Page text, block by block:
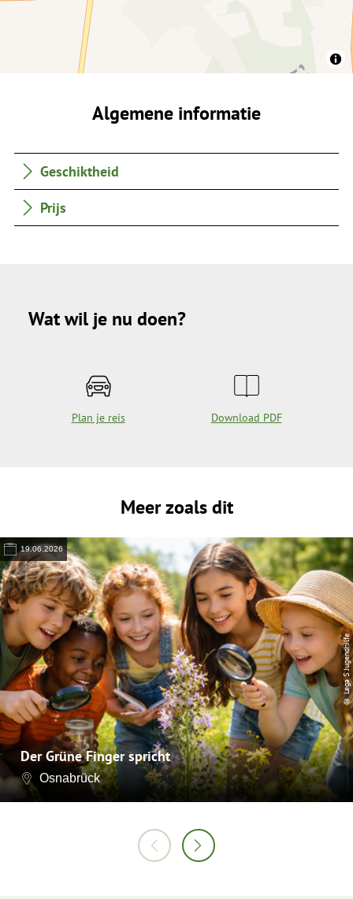
Algemene informatie
Geschiktheid
Prijs
Wat wil je nu doen?
Plan je reis Download PDF
Meer zoals dit
19.06.2026
Der Grüne Finger spricht
Osnabrück
© Lega S Jugendhilfe